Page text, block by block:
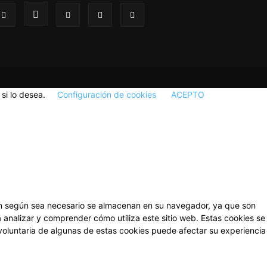
lo desea.
Configuración de cookies
ACEPTO
sea necesario se almacenan en su navegador, ya que son
y comprender cómo utiliza este sitio web. Estas cookies se
de algunas de estas cookies puede afectar su experiencia